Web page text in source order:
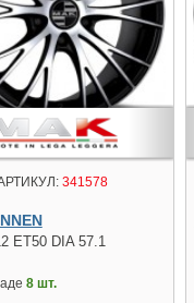
341578
ET50 DIA 57.1
8 шт.